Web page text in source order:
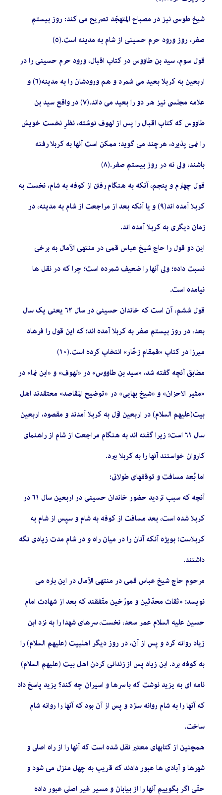
شیخ طوسى نیز در مصباح المتهجّد تصریح مى‏ کند: روز بیستم
صفر، روز ورود حرم حسینى از شام به مدینه است.(٥)
قول سوم، سید بن طاووس در کتاب اقبال، ورود حرم حسینى را در
اربعین به کربلا بعید مى‏ شمرد و هم ورودشان را به مدینه(٦) و
علامه‏ مجلسى نیز هر دو را بعید مى‏ داند.(٧) در واقع سید بن
طاووس که کتاب اقبال را پس از لهوف نوشته، نظرِ نخست خویش
را نمى‏ پذیرد، هرچند مى‏ گوید: ممکن است آنها به کربلا رفته
باشند، ولى نه در روز بیستم صفر.(٨)
قول چهارم و پنجم، آنکه به هنگام رفتن از کوفه به شام، نخست به
کربلا آمده‏ اند(٩) و یا آنکه بعد از مراجعت از شام به مدینه، در
زمان دیگرى به کربلا آمده‏ اند.
این دو قول را حاج شیخ عباس قمى در منتهى الآمال به برخى
نسبت داده؛ ولى آنها را ضعیف شمرده است؛ چرا که در نقل‏ ها
نیامده است.
قول ششم، آن است که خاندان حسینى در سال ٦٢ یعنى یک سال
بعد، در روز بیستم صفر به کربلا آمده ‏اند؛ که این قول را فرهاد
میرزا در کتاب «قمقام زخّار» انتخاب کرده است.(١٠)
مطابق آنچه گفته شد، «سید بن طاووس» در «لهوف» و «ابن نما» در
«مثیر الاحزان» و «شیخ بهایى» در «توضیح المقاصد» معتقدند اهل‏
بیت(علیهم السلام) در اربعین اوّل به کربلا آمدند و مقصود، اربعین
سال ٦١ است؛ زیرا گفته ‏اند به هنگام مراجعت از شام از راهنماى
کاروان خواستند آنها را به کربلا ببرد.
اما بُعد مسافت و توقف‏هاى طولانى‏:
آنچه که سبب تردید حضور خاندان حسینى در اربعین سال ٦١ در
کربلا شده‏ است، بعد مسافت از کوفه به شام و سپس از شام به
کربلاست؛ بویژه آنکه آنان را در میان راه و در شام مدت زیادى نگه
داشتند.
مرحوم حاج شیخ عباس قمى در منتهى الآمال در این باره مى‏
نویسد: «ثقات محدّثین و مورّخین متّفقند که بعد از شهادت امام
حسین علیه السلام عمر سعد، نخست، سرهاى شهدا را به نزد ابن
زیاد روانه کرد و پس از آن، در روز دیگر اهل‏بیت (علیهم السلام) را
به کوفه برد. ابن زیاد پس از زندانی کردن اهل بیت (علیهم السلام)
نامه ‏اى به یزید نوشت که با سرها و اسیران چه کند؟ یزید پاسخ داد
که آنها را به شام روانه سازد و پس از آن بود که آنها را روانه شام
ساخت.
همچنین از کتاب‏هاى معتبر نقل شده است که آنها را از راه اصلى و
شهرها و آبادى‏ ها عبور دادند که قریب به چهل منزل مى‏ شود و
حتّى اگر بگوییم آنها را از بیابان و مسیر غیر اصلى عبور داده